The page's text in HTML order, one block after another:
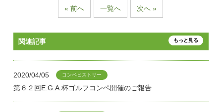
« 前へ 一覧へ 次へ »
関連記事 もっと見る
2020/04/05 コンペヒストリー
第６２回E.G.A.杯ゴルフコンペ開催のご報告